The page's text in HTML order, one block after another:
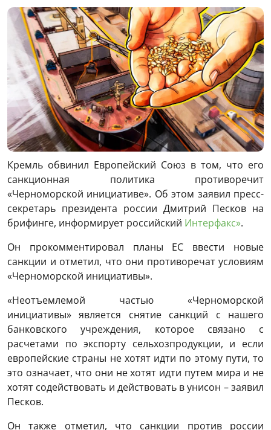
Кремль обвинил Европейский Союз в том, что его
санкционная политика противоречит
«Черноморской инициативе». Об этом заявил пресс-
секретарь президента россии Дмитрий Песков на
брифинге, информирует российский Интерфакс».
Он прокомментировал планы ЕС ввести новые
санкции и отметил, что они противоречат условиям
«Черноморской инициативы».
«Неотъемлемой частью «Черноморской
инициативы» является снятие санкций с нашего
банковского учреждения, которое связано с
расчетами по экспорту сельхозпродукции, и если
европейские страны не хотят идти по этому пути, то
это означает, что они не хотят идти путем мира и не
хотят содействовать и действовать в унисон – заявил
Песков.
Он также отметил, что санкции против россии